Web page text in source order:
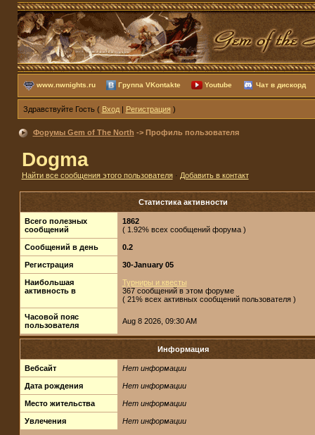
www.nwnights.ru Группа VKontakte Youtube Чат в дискорд
Здравствуйте Гость ( Вход| Регистрация)
Форумы Gem of The North -> Профиль пользователя
Dogma
Найти все сообщения этого пользователя· Добавить в контакт
Статистика активности
Всего полезных
сообщений
1862
( 1.92% всех сообщений форума )
Сообщений в день 0.2
Регистрация 30-January 05
Наибольшая
активность в
Турниры и квесты
367 сообщений в этом форуме
( 21% всех активных сообщений пользователя )
Часовой пояс
пользователя
Aug 8 2026, 09:30 AM
Информация
Вебсайт Нет информации
Дата рождения Нет информации
Место жительства Нет информации
Увлечения Нет информации